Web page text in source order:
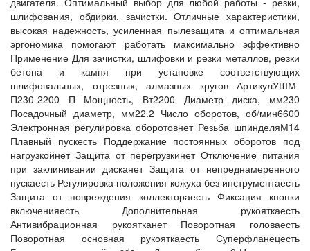
шлифования, обдирки, зачистки. Отличные характеристики,
высокая надежность, усиленная пылезащита и оптимальная
эргономика помогают работать максимально эффективно
Применение Для зачистки, шлифовки и резки металлов, резки
бетона и камня при установке соответствующих
шлифовальных, отрезных, алмазных кругов АртикулУШМ-
П230-2200 П Мощность, Вт2200 Диаметр диска, мм230
Посадочный диаметр, мм22.2 Число оборотов, об/мин6600
Электронная регулировка оборотовнет Резьба шпинделяМ14
Плавный пускесть Поддержание постоянных оборотов под
нагрузкойнет Защита от перегрузкинет Отключение питания
при заклинивании дисканет Защита от непреднамеренного
пускаесть Регулировка положения кожуха без инструментаесть
Защита от повреждения коллектораесть Фиксация кнопки
включенияесть Дополнительная рукояткаесть
Антивибрационная рукоятканет Поворотная головаесть
Поворотная основная рукояткаесть Суперфланецесть